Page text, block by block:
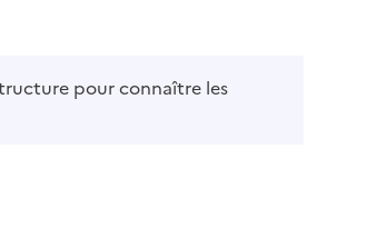
pour connaître les